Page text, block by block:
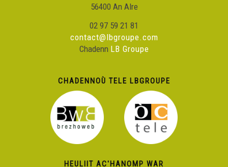
56400 An Alre
02 97 59 21 81
contact@lbgroupe.com
Chadenn LB Groupe
CHADENNOÙ TELE LBGROUPE
HEULIIT AC'HANOMP WAR